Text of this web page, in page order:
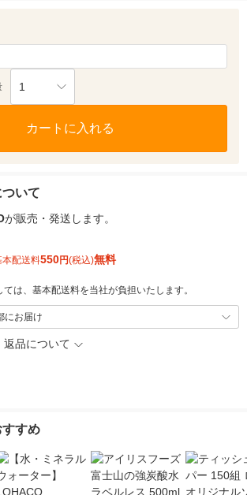
1
カートに入れる
いて
が販売・発送します。
配送料550円(税込)無料
は、基本配送料を当社が負担いたします。
にお届け
返品について
すめ